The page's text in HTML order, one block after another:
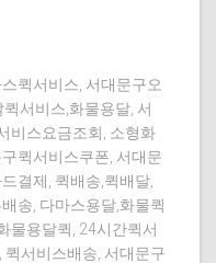
퀵서비스, 서대문구오
서비스,화물용달, 서
비스요금조회, 소형화
퀵서비스쿠폰, 서대문
결제, 퀵배송,퀵배달,
송, 다마스용달,화물퀵
물용달퀵, 24시간퀵서
서비스배송, 서대문구